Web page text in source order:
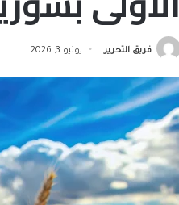
فريق التحرير يونيو 3, 2026